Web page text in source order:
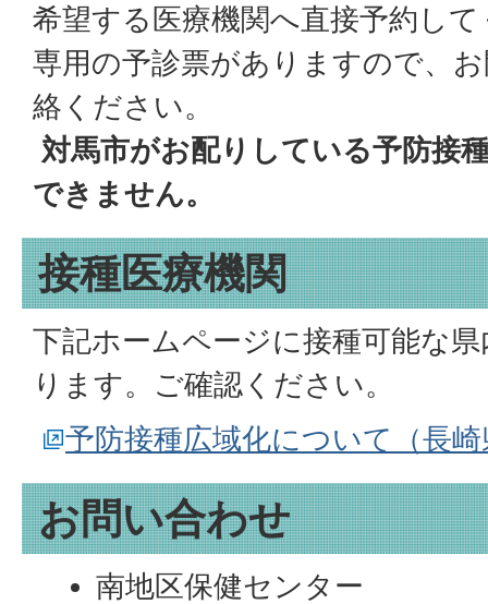
希望する医療機関へ直接予約し
専用の予診票がありますので、
絡ください。
対馬市がお配りしている予防接
できません。
接種医療機関
下記ホームページに接種可能な
ります。ご確認ください。
予防接種広域化について（長
お問い合わせ
南地区保健センター